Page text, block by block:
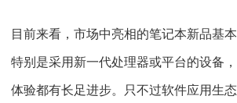
目前来看，市场中亮相的笔记本新品基本
特别是采用新一代处理器或平台的设备
体验都有长足进步。只不过软件应用生态